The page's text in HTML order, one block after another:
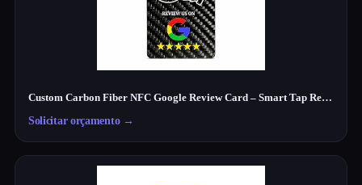
Custom Carbon Fiber NFC Google Review Card – Smart Tap Review Card for Businesses
Solicitar orçamento→